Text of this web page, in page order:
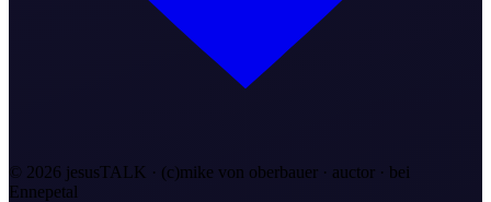
© 2026 jesusTALK · (c)mike von oberbauer · auctor · bei
Ennepetal